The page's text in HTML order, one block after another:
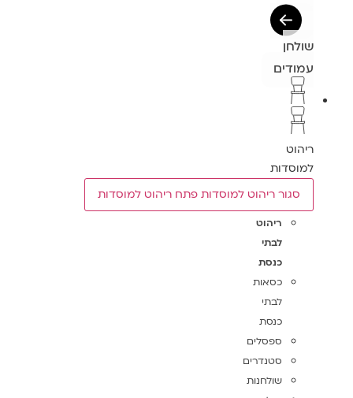
שולחן
עמודים
ריהוט
למוסדות
סגור ריהוט למוסדות פתח ריהוט למוסדות
ריהוט
לבתי
כנסת
כסאות
לבתי
כנסת
ספסלים
סטנדרים
שולחנות